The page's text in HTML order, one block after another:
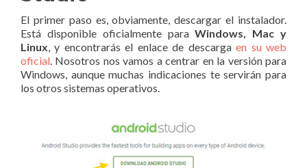
El primer paso es, obviamente, descargar el instalador.
Está disponible oficialmente paraWindows, Mac y
Linux, y encontrarás el enlace de descargaen su web
oficial. Nosotros nos vamos a centrar en la versión para
Windows, aunque muchas indicaciones te servirán para
los otros sistemas operativos.